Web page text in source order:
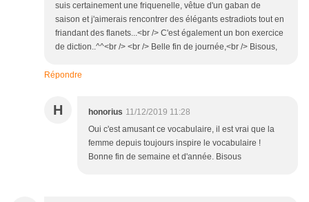
suis certainement une friquenelle, vêtue d'un gaban de
saison et j'aimerais rencontrer des élégants estradiots tout en
friandant des flanets...<br /> C'est également un bon exercice
de diction..^^<br /> <br /> Belle fin de journée,<br /> Bisous,
Répondre
H honorius 11/12/2019 11:28
Oui c'est amusant ce vocabulaire, il est vrai que la
femme depuis toujours inspire le vocabulaire !
Bonne fin de semaine et d'année. Bisous